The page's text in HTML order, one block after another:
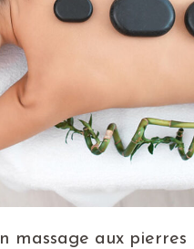
massage aux pierres